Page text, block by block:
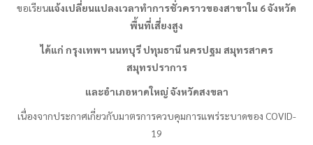
ขอเรียนแจ้งเปลี่ยนแปลงเวลาทำการชั่วคราวของสาขาใน 6 จังหวัด
พื้นที่เสี่ยงสูง
ได้แก่ กรุงเทพฯ นนทบุรี ปทุมธานี นครปฐม สมุทรสาคร
สมุทรปราการ
และอำเภอหาดใหญ่ จังหวัดสงขลา
เนื่องจากประกาศเกี่ยวกับมาตรการควบคุมการแพร่ระบาดของ COVID-
19